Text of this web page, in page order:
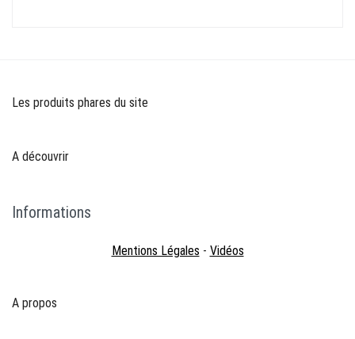
Les produits phares du site
A découvrir
Informations
Mentions Légales - Vidéos
A propos